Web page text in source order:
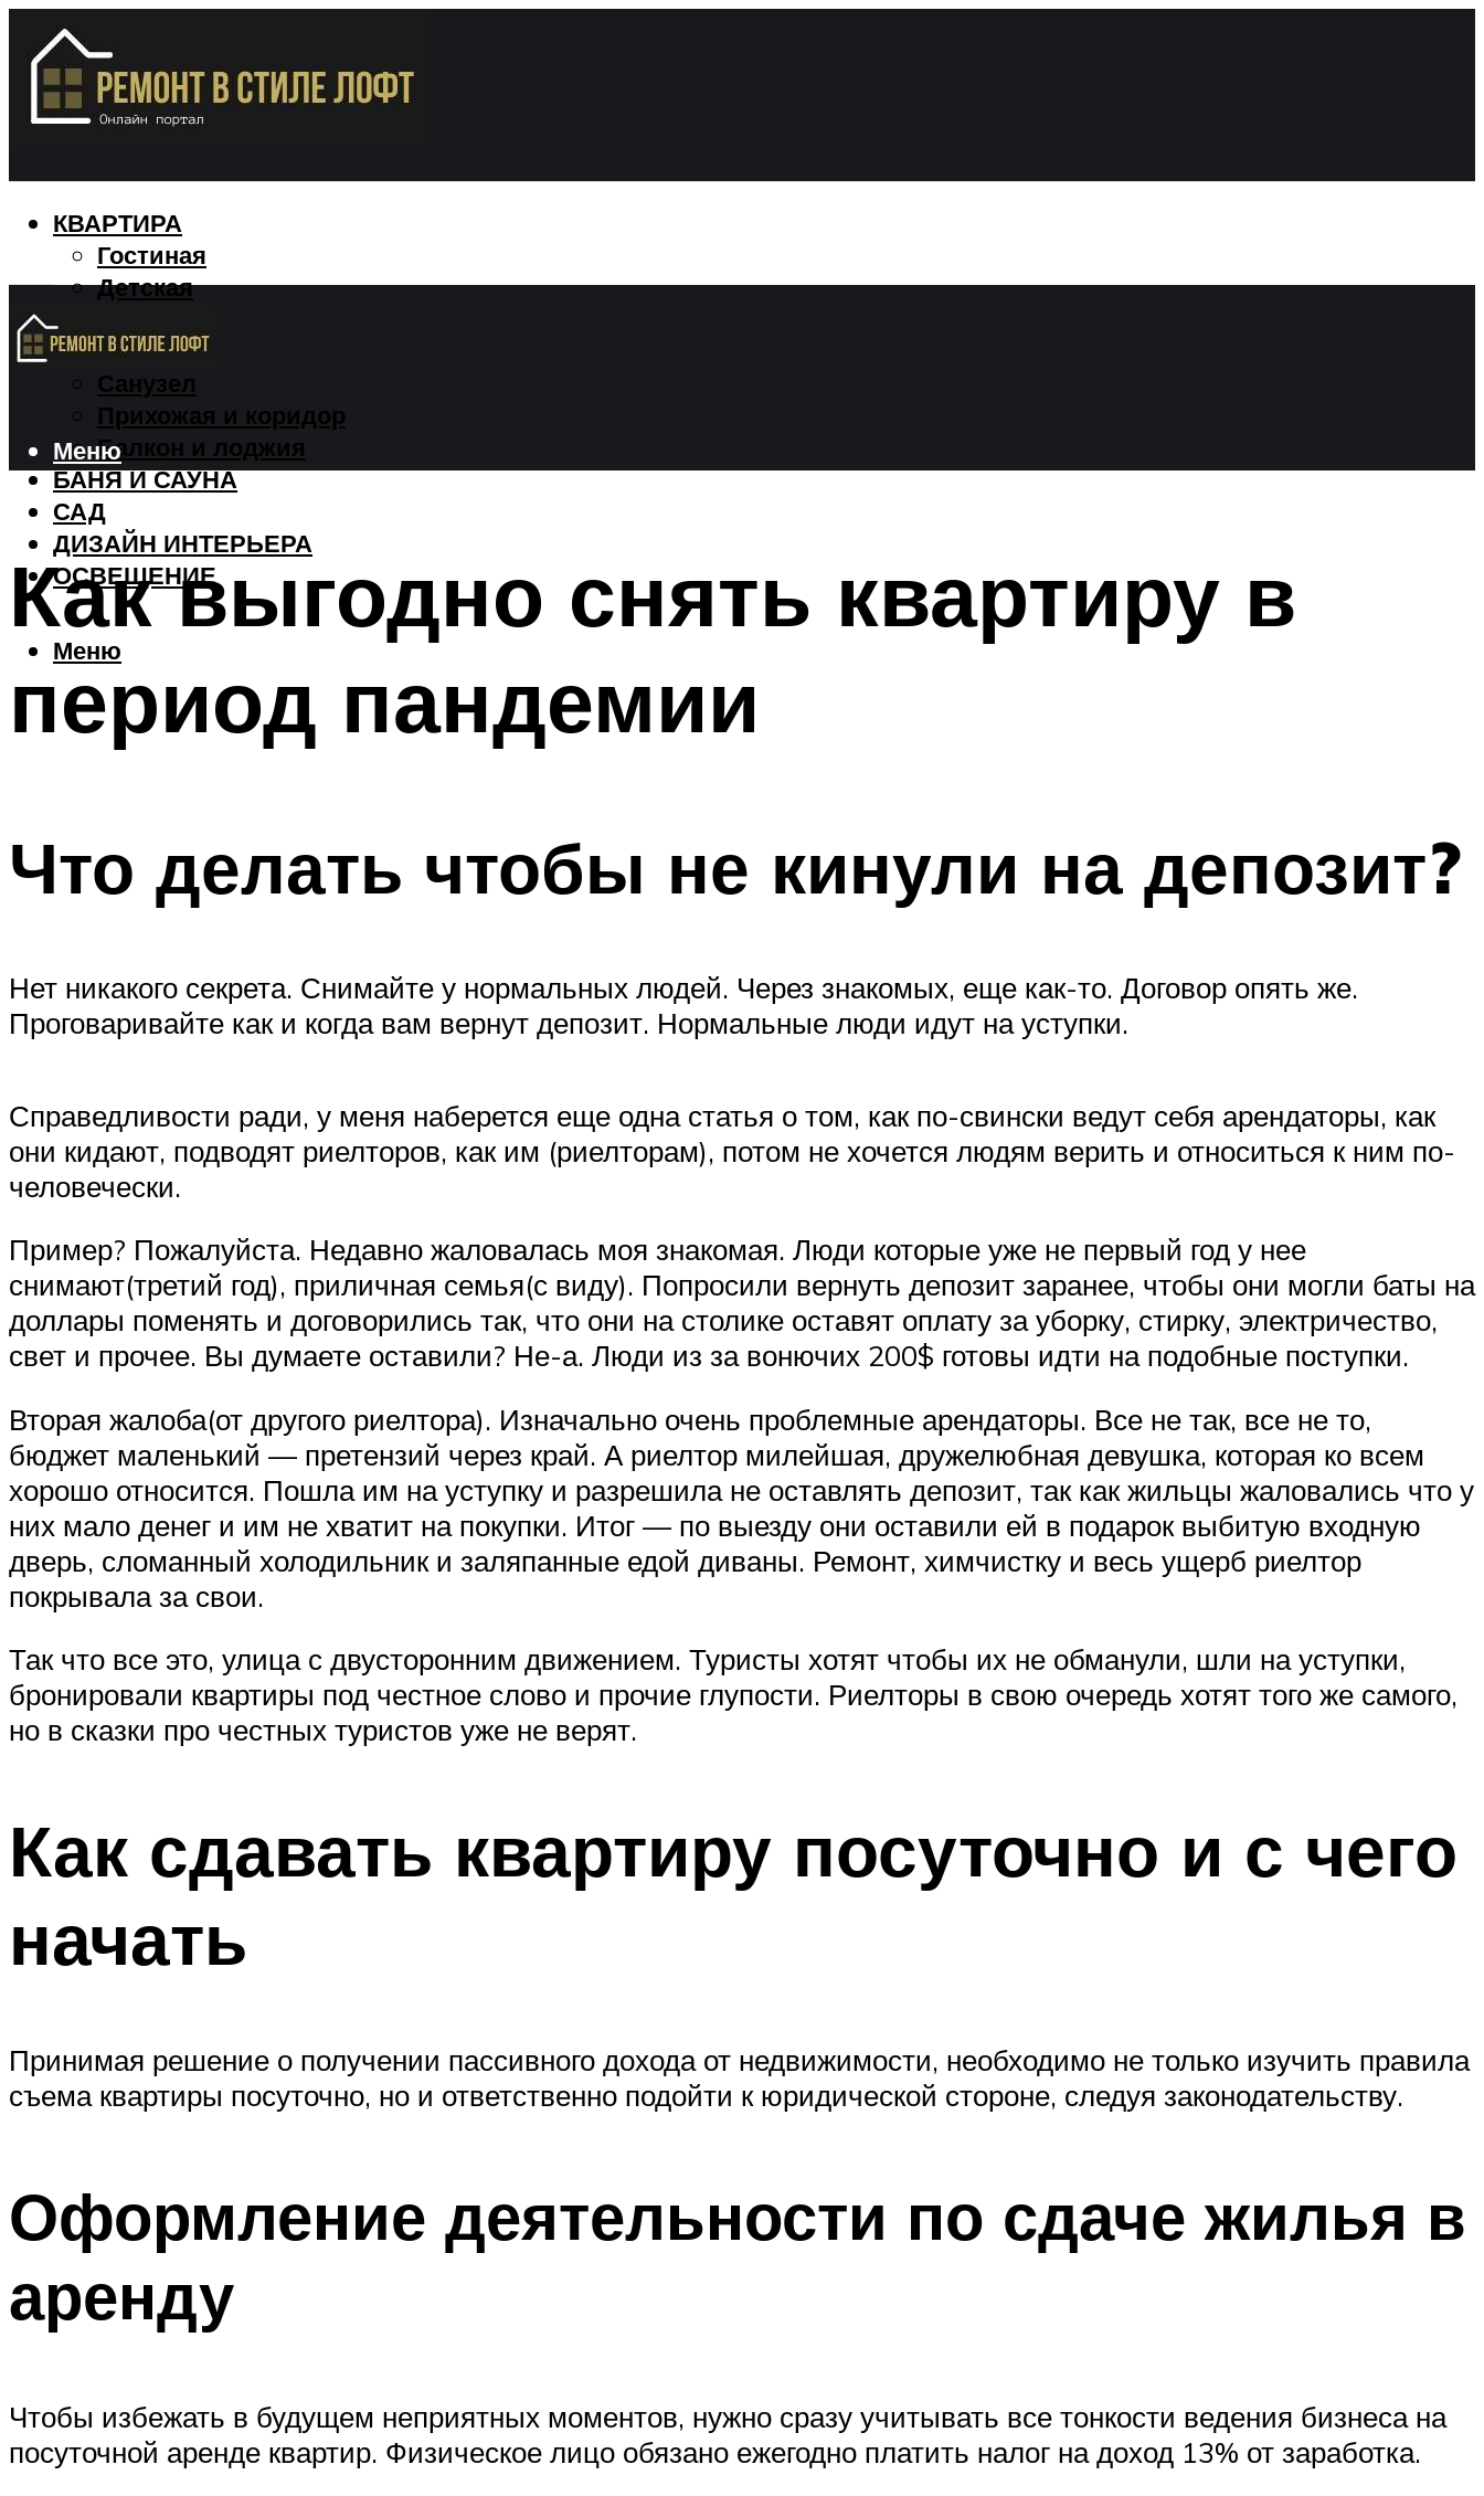
КВАРТИРА
Гостиная
Детская
Спальня
Санузел
Прихожая и коридор
Балкон и лоджия
БАНЯ И САУНА
САД
ДИЗАЙН ИНТЕРЬЕРА
ОСВЕЩЕНИЕ
Меню
Меню
Как выгодно снять квартиру в
период пандемии
Что делать чтобы не кинули на депозит?
Нет никакого секрета. Снимайте у нормальных людей. Через знакомых, еще как-то. Договор опять же.
Проговаривайте как и когда вам вернут депозит. Нормальные люди идут на уступки.
Справедливости ради, у меня наберется еще одна статья о том, как по-свински ведут себя арендаторы, как
они кидают, подводят риелторов, как им (риелторам), потом не хочется людям верить и относиться к ним по-
человечески.
Пример? Пожалуйста. Недавно жаловалась моя знакомая. Люди которые уже не первый год у нее
снимают(третий год), приличная семья(с виду). Попросили вернуть депозит заранее, чтобы они могли баты на
доллары поменять и договорились так, что они на столике оставят оплату за уборку, стирку, электричество,
свет и прочее. Вы думаете оставили? Не-а. Люди из за вонючих 200$ готовы идти на подобные поступки.
Вторая жалоба(от другого риелтора). Изначально очень проблемные арендаторы. Все не так, все не то,
бюджет маленький — претензий через край. А риелтор милейшая, дружелюбная девушка, которая ко всем
хорошо относится. Пошла им на уступку и разрешила не оставлять депозит, так как жильцы жаловались что у
них мало денег и им не хватит на покупки. Итог — по выезду они оставили ей в подарок выбитую входную
дверь, сломанный холодильник и заляпанные едой диваны. Ремонт, химчистку и весь ущерб риелтор
покрывала за свои.
Так что все это, улица с двусторонним движением. Туристы хотят чтобы их не обманули, шли на уступки,
бронировали квартиры под честное слово и прочие глупости. Риелторы в свою очередь хотят того же самого,
но в сказки про честных туристов уже не верят.
Как сдавать квартиру посуточно и с чего
начать
Принимая решение о получении пассивного дохода от недвижимости, необходимо не только изучить правила
съема квартиры посуточно, но и ответственно подойти к юридической стороне, следуя законодательству.
Оформление деятельности по сдаче жилья в
аренду
Чтобы избежать в будущем неприятных моментов, нужно сразу учитывать все тонкости ведения бизнеса на
посуточной аренде квартир. Физическое лицо обязано ежегодно платить налог на доход 13% от заработка.